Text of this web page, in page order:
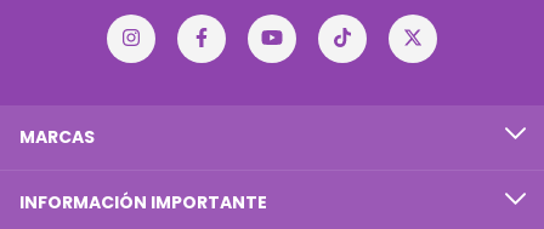
MARCAS
INFORMACIÓN IMPORTANTE